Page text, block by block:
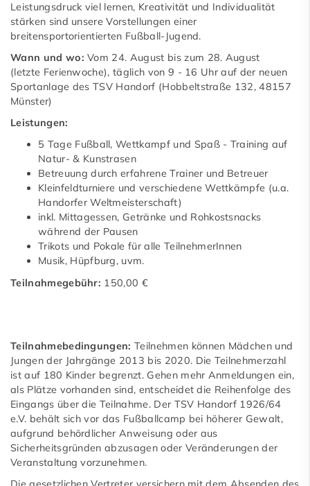
Leistungsdruck viel lernen, Kreativität und Individualität
stärken sind unsere Vorstellungen einer
breitensportorientierten Fußball-Jugend.
Wann und wo: Vom 24. August bis zum 28. August
(letzte Ferienwoche), täglich von 9 - 16 Uhr auf der neuen
Sportanlage des TSV Handorf (Hobbeltstraße 132, 48157
Münster)
Leistungen:
5 Tage Fußball, Wettkampf und Spaß - Training auf
Natur- & Kunstrasen
Betreuung durch erfahrene Trainer und Betreuer
Kleinfeldturniere und verschiedene Wettkämpfe (u.a.
Handorfer Weltmeisterschaft)
inkl. Mittagessen, Getränke und Rohkostsnacks
während der Pausen
Trikots und Pokale für alle TeilnehmerInnen
Musik, Hüpfburg, uvm.
Teilnahmegebühr: 150,00 €
Teilnahmebedingungen: Teilnehmen können Mädchen und
Jungen der Jahrgänge 2013 bis 2020. Die Teilnehmerzahl
ist auf 180 Kinder begrenzt. Gehen mehr Anmeldungen ein,
als Plätze vorhanden sind, entscheidet die Reihenfolge des
Eingangs über die Teilnahme. Der TSV Handorf 1926/64
e.V. behält sich vor das Fußballcamp bei höherer Gewalt,
aufgrund behördlicher Anweisung oder aus
Sicherheitsgründen abzusagen oder Veränderungen der
Veranstaltung vorzunehmen.
Nordic Walking
Turnen
Volleyball
Unser Service